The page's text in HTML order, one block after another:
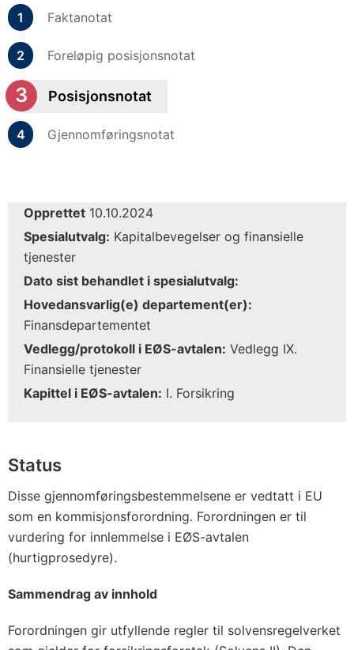
Faktanotat
Foreløpig posisjonsnotat
Posisjonsnotat
Gjennomføringsnotat
Opprettet 10.10.2024
Spesialutvalg: Kapitalbevegelser og finansielle
tjenester
Dato sist behandlet i spesialutvalg:
Hovedansvarlig(e) departement(er):
Finansdepartementet
Vedlegg/protokoll i EØS-avtalen: Vedlegg IX.
Finansielle tjenester
Kapittel i EØS-avtalen: I. Forsikring
Status
Disse gjennomføringsbestemmelsene er vedtatt i EU
som en kommisjonsforordning. Forordningen er til
vurdering for innlemmelse i EØS-avtalen
(hurtigprosedyre).
Sammendrag av innhold
Forordningen gir utfyllende regler til solvensregelverket